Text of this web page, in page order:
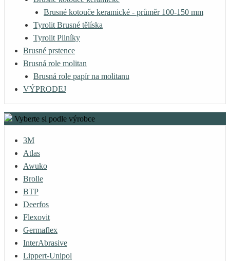
Brusné kotouče keramické - průměr 100-150 mm
Tyrolit Brusné tělíska
Tyrolit Pilníky
Brusné prstence
Brusná role molitan
Brusná role papír na molitanu
VÝPRODEJ
Vyberte si podle výrobce
3M
Atlas
Awuko
Brolle
BTP
Deerfos
Flexovit
Germaflex
InterAbrasive
Lippert-Unipol